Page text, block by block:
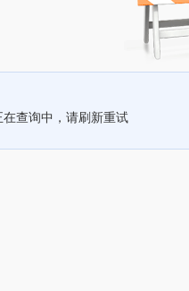
在查询中，请刷新重试